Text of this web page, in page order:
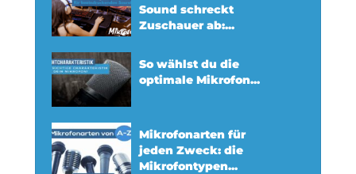
Sound schreckt
Zuschauer ab:...
So wählst du die
optimale Mikrofon...
Mikrofonarten für
jeden Zweck: die
Mikrofontypen...